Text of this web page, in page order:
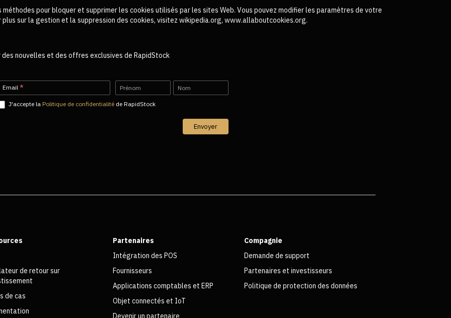
pour bloquer et supprimer les cookies utilisés par les sites Web. Vous pouvez modifier les paramètres de votre
sur la gestion et la suppression des cookies, visitez wikipedia.org, www.allaboutcookies.org.
nouvelles et des offres exclusives de RapidStock
Newsletter-
Email * Name Name
J'accepte la Politique de confidentialité de RapidStock
Envoyer
de retour sur
de cas
Partenaires
Intégration des POS
Fournisseurs
Applications comptables et ERP
Objet connectés et IoT
Devenir un partenaire
Compagnie
Demande de support
Partenaires et investisseurs
Politique de protection des données